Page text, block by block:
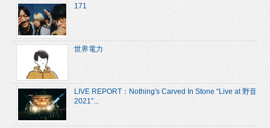
171
世界電力
LIVE REPORT：Nothing's Carved In Stone “Live at 野音
2021”...